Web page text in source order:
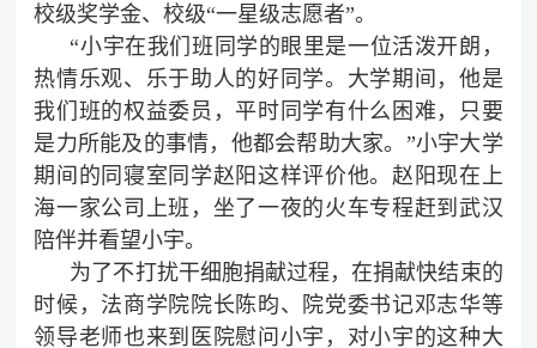
校级奖学金、校级“一星级志愿者”。
“小宇在我们班同学的眼里是一位活泼开朗，
热情乐观、乐于助人的好同学。大学期间，他是
我们班的权益委员，平时同学有什么困难，只要
是力所能及的事情，他都会帮助大家。”小宇大学
期间的同寝室同学赵阳这样评价他。赵阳现在上
海一家公司上班，坐了一夜的火车专程赶到武汉
陪伴并看望小宇。
为了不打扰干细胞捐献过程，在捐献快结束的
时候，法商学院院长陈昀、院党委书记邓志华等
领导老师也来到医院慰问小宇，对小宇的这种大